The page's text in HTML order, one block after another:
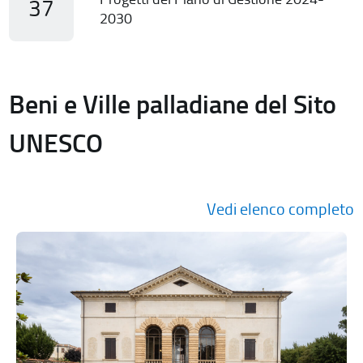
37
2030
Beni e Ville palladiane del Sito
UNESCO
Vedi elenco completo